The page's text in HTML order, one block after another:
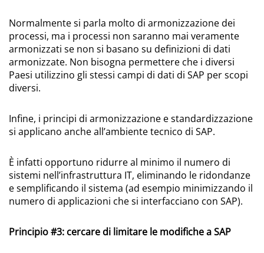
Normalmente si parla molto di armonizzazione dei
processi, ma i processi non saranno mai veramente
armonizzati se non si basano su definizioni di dati
armonizzate. Non bisogna permettere che i diversi
Paesi utilizzino gli stessi campi di dati di SAP per scopi
diversi.
Infine, i principi di armonizzazione e standardizzazione
si applicano anche all’ambiente tecnico di SAP.
È infatti opportuno ridurre al minimo il numero di
sistemi nell’infrastruttura IT, eliminando le ridondanze
e semplificando il sistema (ad esempio minimizzando il
numero di applicazioni che si interfacciano con SAP).
Principio #3: cercare di limitare le modifiche a SAP